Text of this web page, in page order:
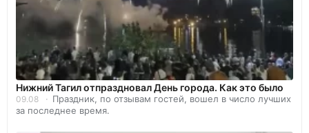
Нижний Тагил отпраздновал День города. Как это было
09.08
Праздник, по отзывам гостей, вошел в число лучших
за последнее время.